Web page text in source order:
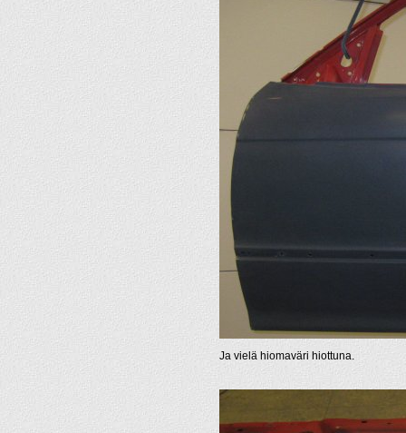
Ja vielä hiomaväri hiottuna.